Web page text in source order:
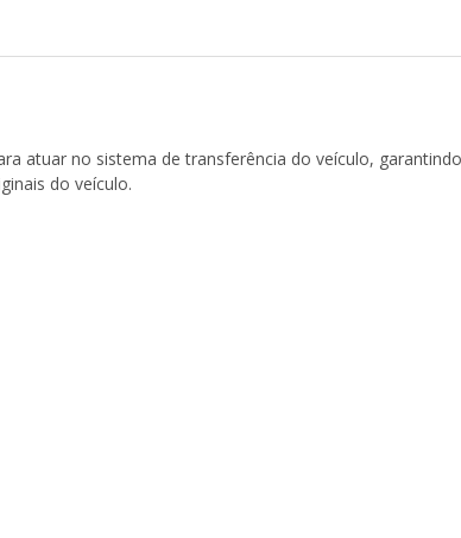
atuar no sistema de transferência do veículo,
do veículo.